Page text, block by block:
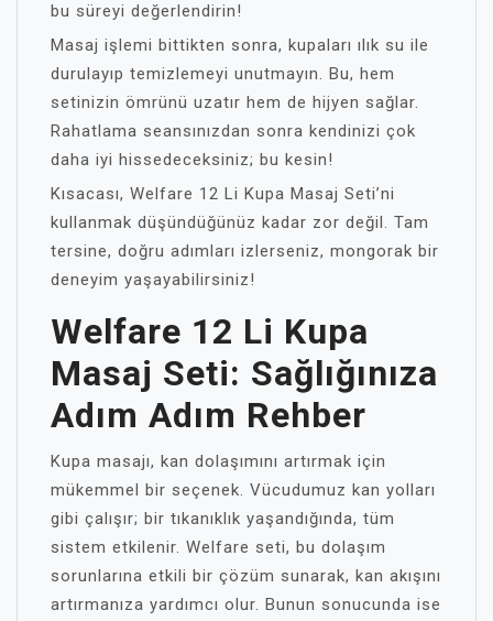
bu süreyi değerlendirin!
Masaj işlemi bittikten sonra, kupaları ılık su ile
durulayıp temizlemeyi unutmayın. Bu, hem
setinizin ömrünü uzatır hem de hijyen sağlar.
Rahatlama seansınızdan sonra kendinizi çok
daha iyi hissedeceksiniz; bu kesin!
Kısacası, Welfare 12 Li Kupa Masaj Seti’ni
kullanmak düşündüğünüz kadar zor değil. Tam
tersine, doğru adımları izlerseniz, mongorak bir
deneyim yaşayabilirsiniz!
Welfare 12 Li Kupa
Masaj Seti: Sağlığınıza
Adım Adım Rehber
Kupa masajı, kan dolaşımını artırmak için
mükemmel bir seçenek. Vücudumuz kan yolları
gibi çalışır; bir tıkanıklık yaşandığında, tüm
sistem etkilenir. Welfare seti, bu dolaşım
sorunlarına etkili bir çözüm sunarak, kan akışını
artırmanıza yardımcı olur. Bunun sonucunda ise